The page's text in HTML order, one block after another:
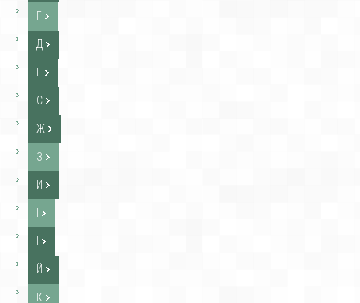
Г
Д
Е
Є
Ж
З
И
Й
К